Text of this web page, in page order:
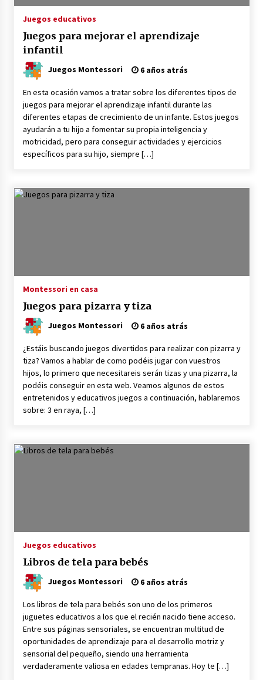
Juegos educativos
Juegos para mejorar el aprendizaje
infantil
Juegos Montessori 6 años atrás
En esta ocasión vamos a tratar sobre los diferentes tipos de
juegos para mejorar el aprendizaje infantil durante las
diferentes etapas de crecimiento de un infante. Estos juegos
ayudarán a tu hijo a fomentar su propia inteligencia y
motricidad, pero para conseguir actividades y ejercicios
específicos para su hijo, siempre […]
Montessori en casa
Juegos para pizarra y tiza
Juegos Montessori 6 años atrás
¿Estáis buscando juegos divertidos para realizar con pizarra y
tiza? Vamos a hablar de como podéis jugar con vuestros
hijos, lo primero que necesitareis serán tizas y una pizarra, la
podéis conseguir en esta web. Veamos algunos de estos
entretenidos y educativos juegos a continuación, hablaremos
sobre: 3 en raya, […]
Juegos educativos
Libros de tela para bebés
Juegos Montessori 6 años atrás
Los libros de tela para bebés son uno de los primeros
juguetes educativos a los que el recién nacido tiene acceso.
Entre sus páginas sensoriales, se encuentran multitud de
oportunidades de aprendizaje para el desarrollo motriz y
sensorial del pequeño, siendo una herramienta
verdaderamente valiosa en edades tempranas. Hoy te […]